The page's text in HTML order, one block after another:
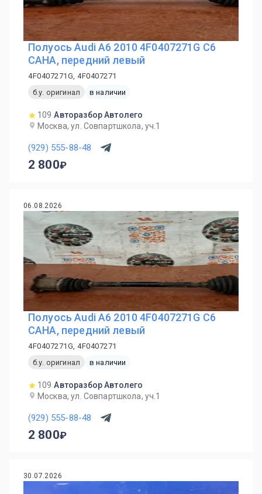
Полуось Audi A6 2010 4F0407271G C6
CAHA, передний левый
4F0407271G, 4F0407271
б.у. оригинал
в наличии
109 Авторазбор Автолего
Москва, ул. Совпартшкола, уч.1
(929) 555-88-48
2 800
06.08.2026
Полуось Audi A6 2010 4F0407271G C6
CAHA, передний левый
4F0407271G, 4F0407271
б.у. оригинал
в наличии
109 Авторазбор Автолего
Москва, ул. Совпартшкола, уч.1
(929) 555-88-48
2 800
30.07.2026